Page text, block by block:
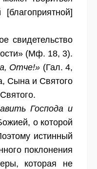
свидетельство
(Мф. 18, 3).
Отче!» (Гал. 4,
Сына и Святого
Господа и
о которой
истинный
поклонения
которая не